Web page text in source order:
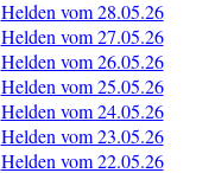
Helden vom 28.05.26
Helden vom 27.05.26
Helden vom 26.05.26
Helden vom 25.05.26
Helden vom 24.05.26
Helden vom 23.05.26
Helden vom 22.05.26